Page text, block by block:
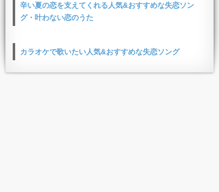
辛い夏の恋を支えてくれる人気&おすすめな失恋ソン
グ・叶わない恋のうた
カラオケで歌いたい人気&おすすめな失恋ソング